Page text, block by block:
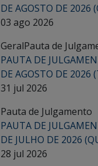
DE AGOSTO DE 2026
03 ago 2026
GeralPauta de
PAUTA DE
DE AGOSTO DE 2026
31 jul 2026
Pauta de Julgamento
PAUTA DE
DE JULHO DE 2026
28 jul 2026